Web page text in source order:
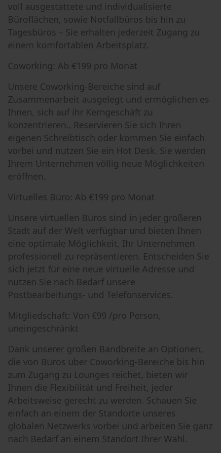
voll ausgestattete und individualisierte
Büroflächen, sowie Notfallbüros bis hin zu
Tagesbüros – Sie erhalten jederzeit Zugang zu
einem komfortablen Arbeitsplatz.
Coworking: Ab €199 pro Monat
Unsere Coworking-Bereiche sind auf
Zusammenarbeit ausgelegt und ermöglichen es
Ihnen, sich auf ihr Kerngeschäft zu
konzentrieren.. Reservieren Sie sich Ihren
eigenen Schreibtisch oder kommen Sie einfach
vorbei und nutzen Sie ein Hot Desk. Sie werden
Ihrem Unternehmen völlig neue Möglichkeiten
eröffnen.
Virtuelles Büro: Ab €199 pro Monat
Unsere virtuellen Büros sind in jeder größeren
Stadt auf der Welt verfügbar und bieten Ihnen
eine optimale Möglichkeit, Ihr Unternehmen
professionell zu repräsentieren. Entscheiden Sie
sich jetzt für eine neue virtuelle Adresse und
nutzen Sie nach Bedarf unsere
Postbearbeitungs- und Telefonservices.
Mitgliedschaft: Von €99 /pro Person,
uneingeschränkt
Dank unserer großen Bandbreite an Optionen,
die von Büros über Coworking-Bereiche bis hin
zum Zugang zu Lounges reichet, bieten wir
Ihnen die Flexibilität und Freiheit, jeder
Arbeitsweise gerecht zu werden. Schauen Sie
einfach an einem der Standorte unseres
globalen Netzwerks vorbei und arbeiten Sie ganz
nach Bedarf an einem Standort Ihrer Wahl.